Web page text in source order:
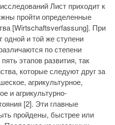
Лист приходит к
пройти определенные
[Wirtschaftsverfassung]. При
одной и той же ступени
по степени
этапов развития, так
которые следуют друг за
агрикультурное,
и агрикультурно-
[2]. Эти главные
пройдены, быстрее или